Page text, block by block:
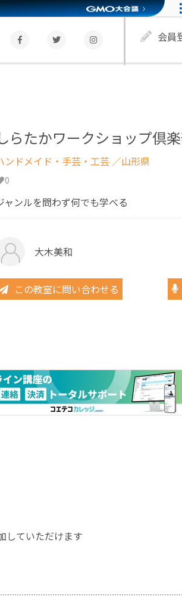
会員
らたかワークショップ倶
ンドメイド・手芸・工芸 ／山形県
0
ャンルを問わず何でも学べる
大木美和
この教室に問い合わせる
していただけます